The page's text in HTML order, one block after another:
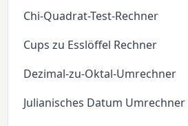
Chi-Quadrat-Test-Rechner
Cups zu Esslöffel Rechner
Dezimal-zu-Oktal-Umrechner
Julianisches Datum Umrechner